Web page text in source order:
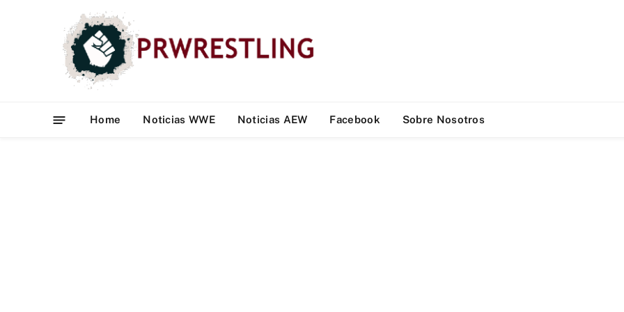
Home Noticias WWE Noticias AEW Facebook Sobre Nosotros